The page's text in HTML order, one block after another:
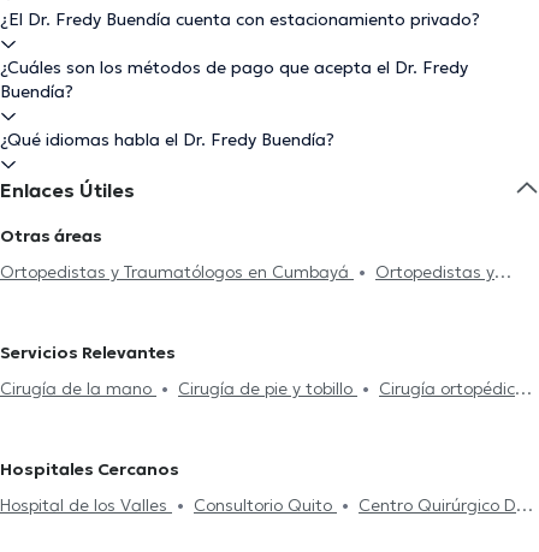
¿El Dr. Fredy Buendía cuenta con estacionamiento privado?
¿Cuáles son los métodos de pago que acepta el Dr. Fredy
Buendía?
¿Qué idiomas habla el Dr. Fredy Buendía?
Enlaces Útiles
Otras áreas
Ortopedistas y Traumatólogos en Cumbayá
Ortopedistas y
Ortopedistas y Traumatólogos en Ambato
Servicios Relevantes
Cirugía de la mano
Cirugía de pie y tobillo
Cirugía ortopédica y
Hospitales Cercanos
Hospital de los Valles
Consultorio Quito
Centro Quirúrgico Da